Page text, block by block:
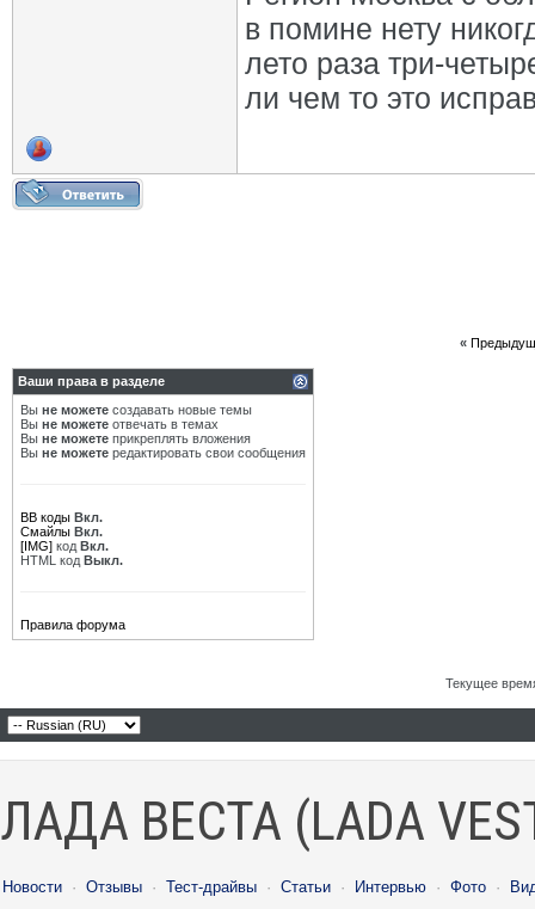
в помине нету
лето раза три-
ли чем то это
«
Ваши права в разделе
Вы не можете создавать новые темы
Вы не можете отвечать в темах
Вы не можете прикреплять вложения
Вы не можете редактировать свои сообщения
BB коды Вкл.
Смайлы Вкл.
[IMG] код Вкл.
HTML код Выкл.
Правила форума
Текущее
ЛАДА ВЕСТА (LADA
Новости · Отзывы · Тест-драйвы · Статьи · Интервью · Фото ·